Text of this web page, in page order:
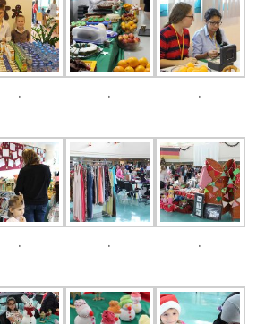
. . .
. . .